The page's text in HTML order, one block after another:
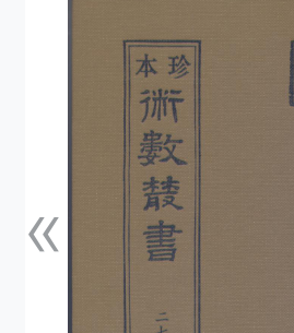
«上一張